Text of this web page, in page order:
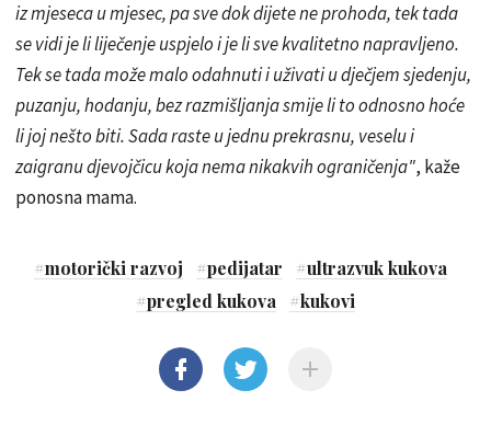
iz mjeseca u mjesec, pa sve dok dijete ne prohoda, tek tada
se vidi je li liječenje uspjelo i je li sve kvalitetno napravljeno.
Tek se tada može malo odahnuti i uživati u dječjem sjedenju,
puzanju, hodanju, bez razmišljanja smije li to odnosno hoće
li joj nešto biti. Sada raste u jednu prekrasnu, veselu i
zaigranu djevojčicu koja nema nikakvih ograničenja", kaže
ponosna mama.
#motorički razvoj #pedijatar #ultrazvuk kukova
#pregled kukova #kukovi